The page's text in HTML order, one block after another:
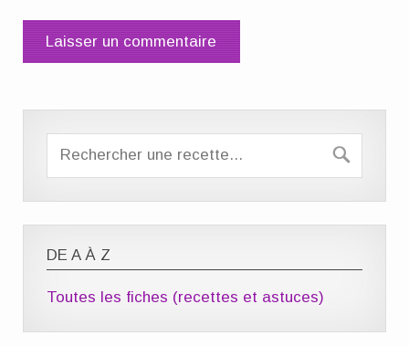
DE A À Z
Toutes les fiches (recettes et astuces)